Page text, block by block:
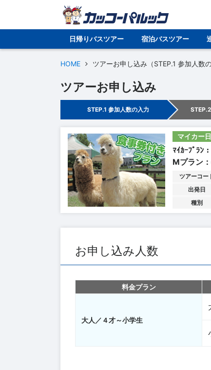
日帰りバスツアー 宿泊バスツアー
HOME ツアーお申し込み（STEP.1 参加人数の
ツアーお申し込み
STEP.1 参加人数の入力
マイカー
ﾏｲｶｰﾌﾟﾗﾝ
Mプラン
ツアーコー
出発日
種別
お申し込み人数
料金プラン
大人／４才～小学生